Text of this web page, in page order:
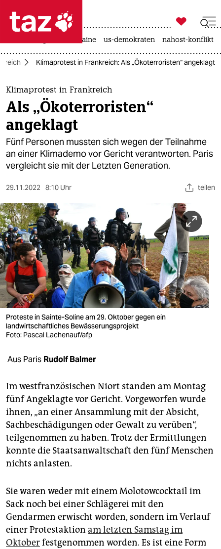
 taz zahl ich
taz zahl ich
themen
politik
öko
gesellschaft
sport
berlin
nord
wahrheit
verlag
verlag
veranstaltungen
unterstützen
abo
genossenschaft
epaper login

taz zahl ich
krieg in der ukraine us-demokraten nahost-konflikt
Klimaprotest in Frankreich: Als „Ökoterroristen“ angeklagt
Klimaprotest in Frankreich
Als „Ökoterroristen“
angeklagt
Fünf Personen mussten sich wegen der Teilnahme
an einer Klimademo vor Gericht verantworten. Paris
vergleicht sie mit der Letzten Generation.
29.11.2022 8:10 Uhr teilen
Proteste in Sainte-Soline am 29. Oktober gegen ein
landwirtschaftliches Bewässerungsprojekt
Foto: Pascal Lachenauf/afp
Aus Paris Rudolf Balmer
Im westfranzösischen Niort standen am Montag
fünf Angeklagte vor Gericht. Vorgeworfen wurde
ihnen, „an einer Ansammlung mit der Absicht,
Sachbeschädigungen oder Gewalt zu verüben“,
teilgenommen zu haben. Trotz der Ermittlungen
konnte die Staatsanwaltschaft den fünf Menschen
nichts anlasten.
Sie waren weder mit einem Molotowcocktail im
Sack noch bei einer Schlägerei mit den
Gendarmen erwischt worden, sondern im Verlauf
einer Protestaktion am letzten Samstag im
Oktoberfestgenommen worden. Es ist eine Form